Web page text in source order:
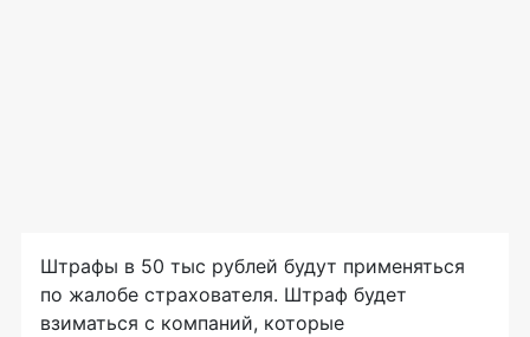
Штрафы в 50 тыс рублей будут применяться
по жалобе страхователя. Штраф будет
взиматься с компаний, которые